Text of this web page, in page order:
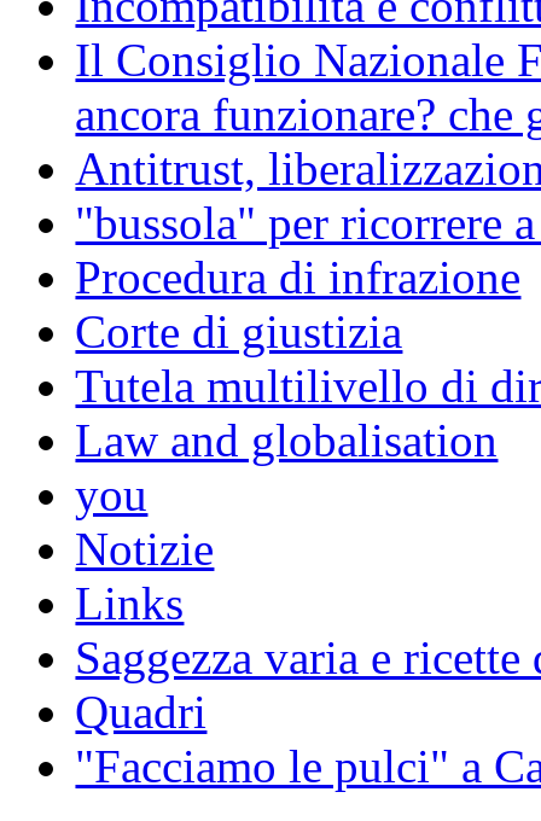
Il Consiglio Nazionale
ancora funzionare? che
Antitrust,
"bussola" per ricorrere
Procedura di infrazione
Corte di giustizia
Tutela multilivello di
Law and globalisation
you
Notizie
Links
Saggezza varia e
Quadri
"Facciamo le pulci" a